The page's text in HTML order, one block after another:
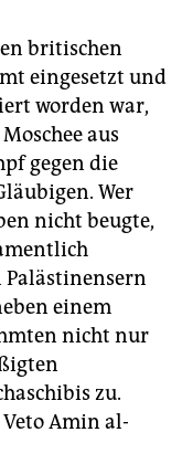
britischen
eingesetzt und
worden war,
aus
gegen die
Wer
nicht beugte,
einem
nicht nur
zu.
Amin al-